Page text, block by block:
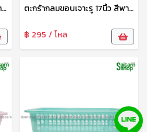
ตะกร้ากลมขอบเจาะรู 13นิ้ว สีพาสเทล S-0086 SiP ตะกร้ากลมขอบเจาะรู 17นิ้ว สีพาสเทล S-0088 SIP
฿ 295 / โหล